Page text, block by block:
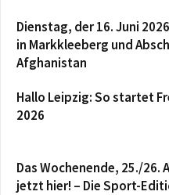
Dienstag, der 16. Juni
in Markkleeberg und
Afghanistan
Hallo Leipzig: So startet
2026
Das Wochenende, 25./26.
jetzt hier! – Die Sport-